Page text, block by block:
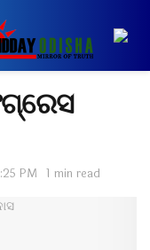
PM 1 min read